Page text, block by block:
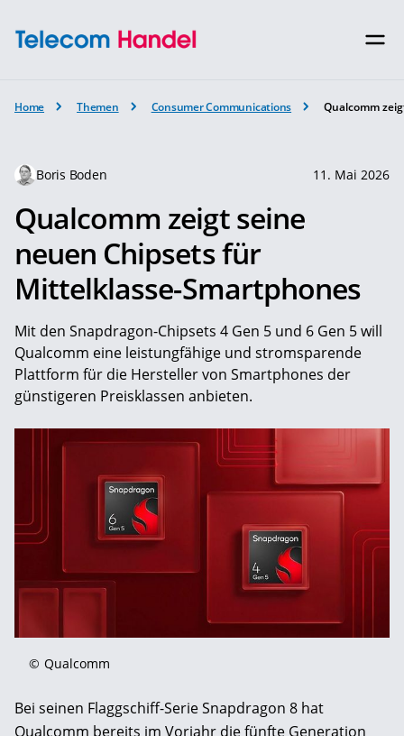
Home Themen Consumer Communications Qualcomm
Boris Boden 11. Mai 2026
Qualcomm zeigt seine
neuen Chipsets für
Mittelklasse-Smartphones
Mit den Snapdragon-Chipsets 4 Gen 5 und 6 Gen 5 will
Qualcomm eine leistungfähige und stromsparende
Plattform für die Hersteller von Smartphones der
günstigeren Preisklassen anbieten.
© Qualcomm
Bei seinen Flaggschiff-Serie Snapdragon 8 hat
Qualcomm bereits im Vorjahr die fünfte Generation